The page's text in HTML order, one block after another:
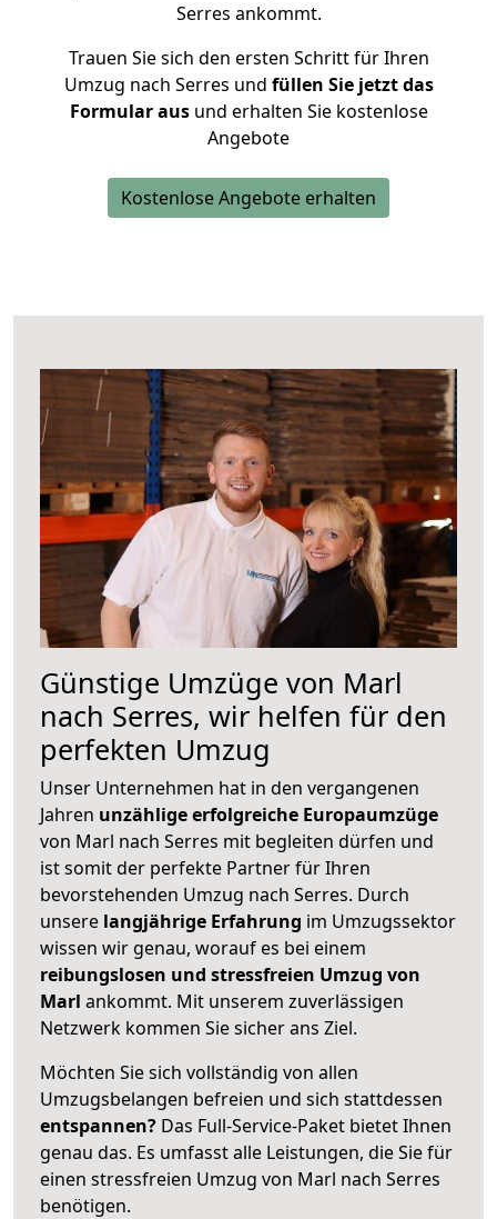
Serres ankommt.
Trauen Sie sich den ersten Schritt für Ihren
Umzug nach Serres und füllen Sie jetzt das
Formular ausund erhalten Sie kostenlose
Angebote
Kostenlose Angebote erhalten
Günstige Umzüge von Marl
nach Serres, wir helfen für den
perfekten Umzug
Unser Unternehmen hat in den vergangenen
Jahren unzählige erfolgreiche Europaumzüge
von Marl nach Serres mit begleiten dürfen und
ist somit der perfekte Partner für Ihren
bevorstehenden Umzug nach Serres. Durch
unsere langjährige Erfahrung im Umzugssektor
wissen wir genau, worauf es bei einem
reibungslosen und stressfreien Umzug von
Marl ankommt. Mit unserem zuverlässigen
Netzwerk kommen Sie sicher ans Ziel.
Möchten Sie sich vollständig von allen
Umzugsbelangen befreien und sich stattdessen
entspannen? Das Full-Service-Paket bietet Ihnen
genau das. Es umfasst alle Leistungen, die Sie für
einen stressfreien Umzug von Marl nach Serres
benötigen.